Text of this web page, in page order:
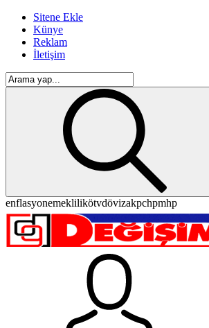
Sitene Ekle
Künye
Reklam
İletişim
enflasyonemeklilikötvdövizakpchpmhp